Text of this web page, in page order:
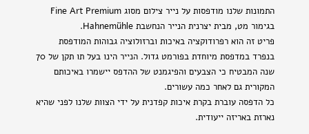
התמונות שלנו מודפסות על נייר צילום מסוג Fine Art Premium
בגימור מט, מבית יצרנית הנייר הנחשבת Hahnemühle.
פריט זה הוא רפרודוקציה באיכות וברזולוציה גבוהות המודפסת
בנפרד במדפסת מיוחדת בפורמט גדול. הנייר הינו בעל תו תקן של 70
שנה המבטיח כי הצבעים והפיגמנט של ההדפס יישמרו באיכותם
המקורית גם לאחר כמה עשורים.
כל הדפסה עוברת בקרת איכות קפדנית על ידי הצוות שלנו לפני שהיא
נארזת באריזה ייעודית.